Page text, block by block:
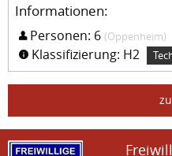
Informationen:
Personen: 6 (Oppenheim)
Klassifizierung: H2